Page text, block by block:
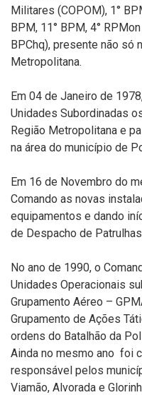
Militares (COPOM), 1°
BPM, 11° BPM, 4°
BPChq), presente não só
Metropolitana.
Em 04 de Janeiro de
Unidades Subordinadas
Região Metropolitana e
na área do município de
Em 16 de Novembro do
Comando as novas
equipamentos e dando
de Despacho de
No ano de 1990, o
Unidades Operacionais
Grupamento Aéreo –
Grupamento de Ações
ordens do Batalhão da
Ainda no mesmo ano foi
responsável pelos
Viamão, Alvorada e